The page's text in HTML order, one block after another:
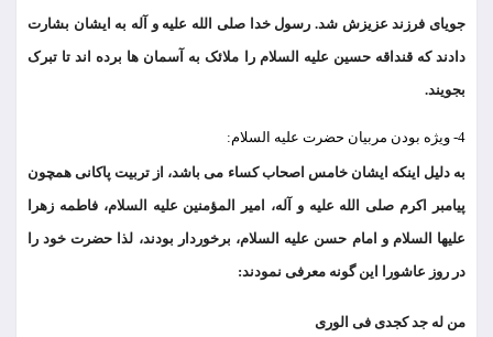
جویای فرزند عزیزش شد. رسول خدا صلی الله علیه و آله به ایشان بشارت
دادند که قنداقه حسین علیه السلام را ملائک به آسمان ها برده اند تا تبرک
بجویند.
4- ویژه بودن مربیان حضرت علیه السلام:
به دلیل اینکه ایشان خامس اصحاب کساء می باشد، از تربیت پاکانی همچون
پیامبر اکرم صلی الله علیه و آله، امیر المؤمنین علیه السلام، فاطمه زهرا
علیها السلام و امام حسن علیه السلام، برخوردار بودند، لذا حضرت خود را
در روز عاشورا این گونه معرفی نمودند:
من له جد کجدی فی الوری